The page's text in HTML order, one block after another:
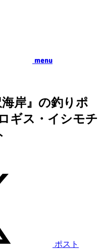
menu
岸』の釣りポ
ギス・イシモチ
ポスト